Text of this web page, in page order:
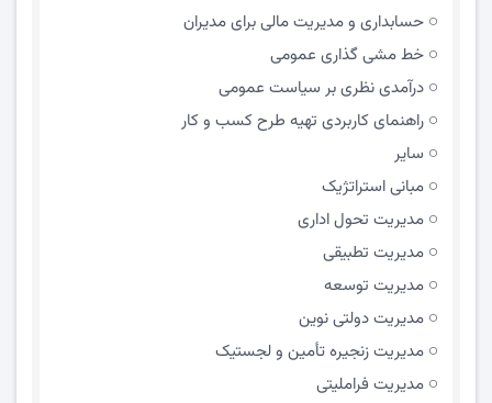
حسابداری و مدیریت مالی برای مدیران
خط مشی گذاری عمومی
درآمدی نظری بر سیاست عمومی
راهنمای کاربردی تهیه طرح کسب و کار
سایر
مبانی استراتژیک
مدیریت تحول اداری
مدیریت تطبیقی
مدیریت توسعه
مدیریت دولتی نوین
مدیریت زنجیره تأمین و لجستیک
مدیریت فراملیتی